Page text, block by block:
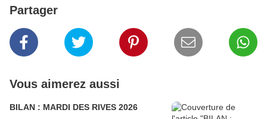
Partager
Vous aimerez aussi
BILAN : MARDI DES RIVES 2026